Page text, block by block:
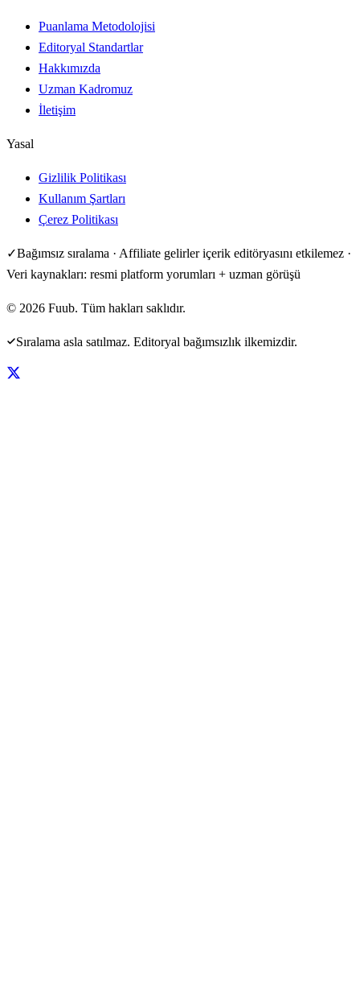
Puanlama Metodolojisi
Editoryal Standartlar
Hakkımızda
Uzman Kadromuz
İletişim
Yasal
Gizlilik Politikası
Kullanım Şartları
Çerez Politikası
✓Bağımsız sıralama · Affiliate gelirler içerik editöryasını etkilemez ·
Veri kaynakları: resmi platform yorumları + uzman görüşü
© 2026 Fuub. Tüm hakları saklıdır.
Sıralama asla satılmaz. Editoryal bağımsızlık ilkemizdir.